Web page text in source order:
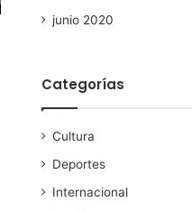
junio 2020
Categorías
Cultura
Deportes
Internacional